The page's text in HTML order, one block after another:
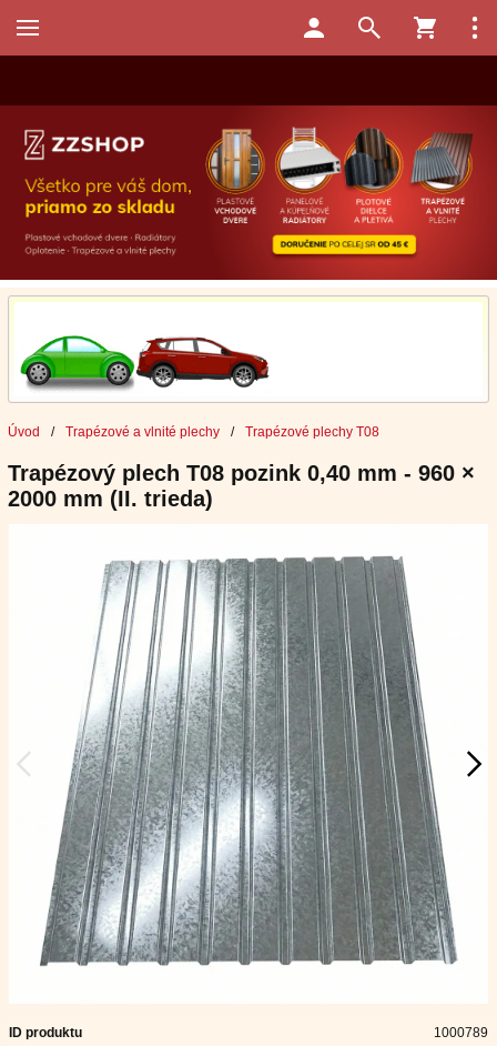
Úvod / Trapézové a vlnité plechy / Trapézové plechy T08
Trapézový plech T08 pozink 0,40 mm - 960 ×
2000 mm (II. trieda)
ID produktu
1000789